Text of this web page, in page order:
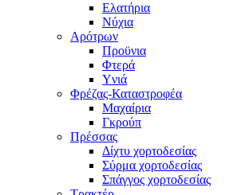
Ελατήρια
Νύχια
Αρότρων
Προϋνια
Φτερά
Υνιά
Φρέζας-Καταστροφέα
Mαχαίρια
Γκρούπ
Πρέσσας
Δίχτυ χορτοδεσίας
Σύρμα χορτοδεσίας
Σπάγγος χορτοδεσίας